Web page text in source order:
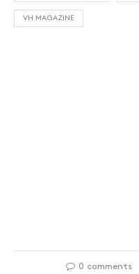
VH MAGAZINE
0 comments